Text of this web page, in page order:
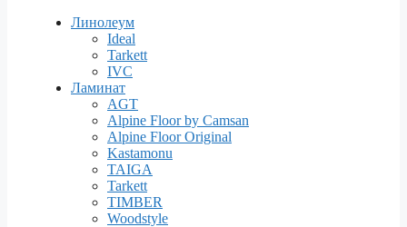
Линолеум
Ideal
Tarkett
IVC
Ламинат
AGT
Alpine Floor by Camsan
Alpine Floor Original
Kastamonu
TAIGA
Tarkett
TIMBER
Woodstyle